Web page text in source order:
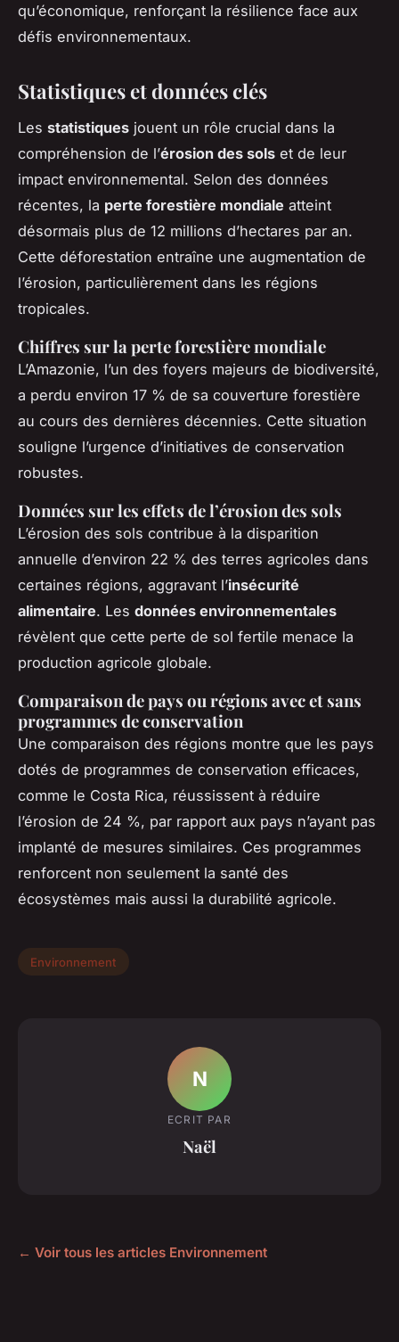
qu’économique, renforçant la résilience face aux
défis environnementaux.
Statistiques et données clés
Les statistiques jouent un rôle crucial dans la
compréhension de l’érosion des sols et de leur
impact environnemental. Selon des données
récentes, la perte forestière mondiale atteint
désormais plus de 12 millions d’hectares par an.
Cette déforestation entraîne une augmentation de
l’érosion, particulièrement dans les régions
tropicales.
Chiffres sur la perte forestière mondiale
L’Amazonie, l’un des foyers majeurs de biodiversité,
a perdu environ 17 % de sa couverture forestière
au cours des dernières décennies. Cette situation
souligne l’urgence d’initiatives de conservation
robustes.
Données sur les effets de l’érosion des sols
L’érosion des sols contribue à la disparition
annuelle d’environ 22 % des terres agricoles dans
certaines régions, aggravant l’insécurité
alimentaire. Les données environnementales
révèlent que cette perte de sol fertile menace la
production agricole globale.
Comparaison de pays ou régions avec et sans
programmes de conservation
Une comparaison des régions montre que les pays
dotés de programmes de conservation efficaces,
comme le Costa Rica, réussissent à réduire
l’érosion de 24 %, par rapport aux pays n’ayant pas
implanté de mesures similaires. Ces programmes
renforcent non seulement la santé des
écosystèmes mais aussi la durabilité agricole.
Environnement
N
ECRIT PAR
Naël
← Voir tous les articles Environnement